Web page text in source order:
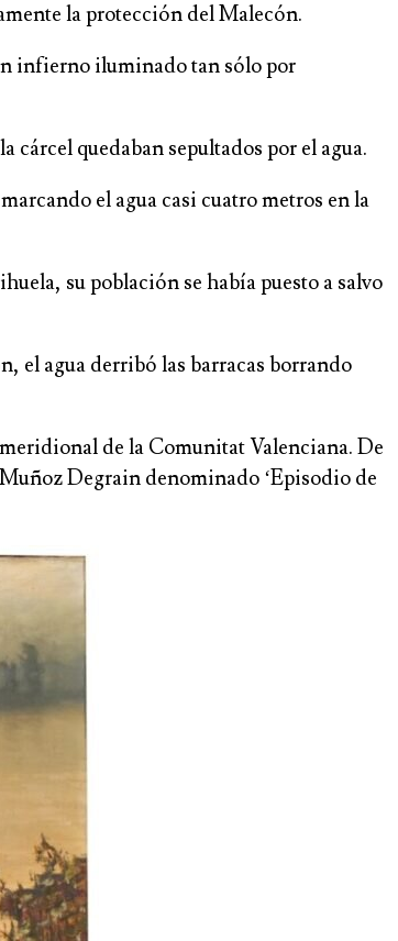
la protección del Malecón.
infierno iluminado tan sólo por
cárcel quedaban sepultados por el agua.
el agua casi cuatro metros en la
su población se había puesto a salvo
el agua derribó las barracas borrando
de la Comunitat Valenciana. De
Degrain denominado ‘Episodio de